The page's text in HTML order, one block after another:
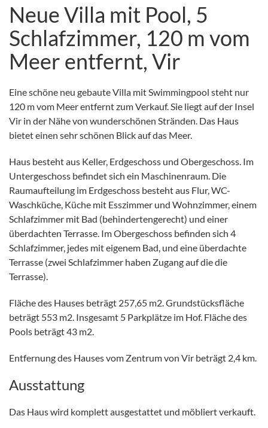
Neue Villa mit Pool, 5
Schlafzimmer, 120 m vom
Meer entfernt, Vir
Eine schöne neu gebaute Villa mit Swimmingpool steht nur
120 m vom Meer entfernt zum Verkauf. Sie liegt auf der Insel
Vir in der Nähe von wunderschönen Stränden. Das Haus
bietet einen sehr schönen Blick auf das Meer.
Haus besteht aus Keller, Erdgeschoss und Obergeschoss. Im
Untergeschoss befindet sich ein Maschinenraum. Die
Raumaufteilung im Erdgeschoss besteht aus Flur, WC-
Waschküche, Küche mit Esszimmer und Wohnzimmer, einem
Schlafzimmer mit Bad (behindertengerecht) und einer
überdachten Terrasse. Im Obergeschoss befinden sich 4
Schlafzimmer, jedes mit eigenem Bad, und eine überdachte
Terrasse (zwei Schlafzimmer haben Zugang auf die die
Terrasse).
Fläche des Hauses beträgt 257,65 m2. Grundstücksfläche
beträgt 553 m2. Insgesamt 5 Parkplätze im Hof. Fläche des
Pools beträgt 43 m2.
Entfernung des Hauses vom Zentrum von Vir beträgt 2,4 km.
Ausstattung
Das Haus wird komplett ausgestattet und möbliert verkauft.